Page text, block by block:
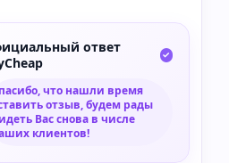
ответ
что нашли время
отзыв, будем рады
Вас снова в числе
клиентов!